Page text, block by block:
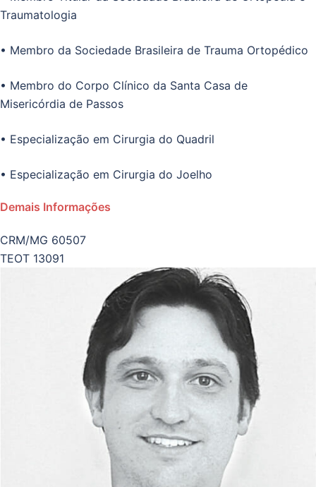
Traumatologia
• Membro da Sociedade Brasileira de Trauma Ortopédico
• Membro do Corpo Clínico da Santa Casa de
Misericórdia de Passos
• Especialização em Cirurgia do Quadril
• Especialização em Cirurgia do Joelho
Demais Informações
CRM/MG 60507
TEOT 13091